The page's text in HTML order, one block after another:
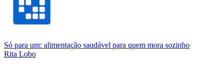
Só para um: alimentação saudável para quem mora sozinho
Rita Lobo